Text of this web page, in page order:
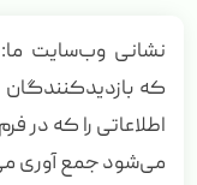
نشانی وب‌سایت ما:
که
اطلاعاتی را که در
می‌شود جمع آوری